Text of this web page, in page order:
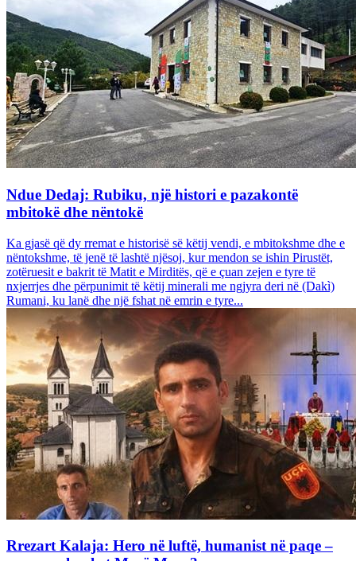
Ndue Dedaj: Rubiku, një histori e pazakontë
mbitokë dhe nëntokë
Ka gjasë që dy rremat e historisë së këtij vendi, e mbitokshme dhe e
nëntokshme, të jenë të lashtë njësoj, kur mendon se ishin Pirustët,
zotëruesit e bakrit të Matit e Mirditës, që e çuan zejen e tyre të
nxjerrjes dhe përpunimit të këtij minerali me ngjyra deri në (Dakì)
Rumani, ku lanë dhe një fshat në emrin e tyre...
Rrezart Kalaja: Hero në luftë, humanist në paqe –